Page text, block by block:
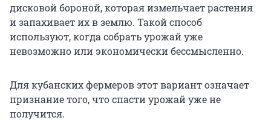
дисковой бороной, которая измельчает растения
и запахивает их в землю. Такой способ
используют, когда собрать урожай уже
невозможно или экономически бессмысленно.
Для кубанских фермеров этот вариант означает
признание того, что спасти урожай уже не
получится.